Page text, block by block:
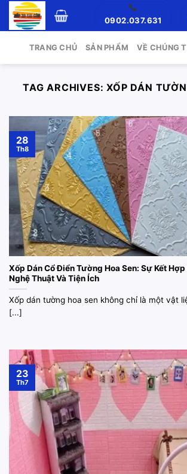
Skip
0902.037.631
TRANG CHỦ SẢN PHẨM VỀ CHÚNG
TAG ARCHIVES:XỐP DÁN
Xốp Dán Cổ Điển Tường Hoa Sen: Sự Kết Hợp
Nghệ Thuật Và Tiện Ích
Xốp dán tường hoa sen không chỉ là một vật
[...]
28
Th8
23
Th7